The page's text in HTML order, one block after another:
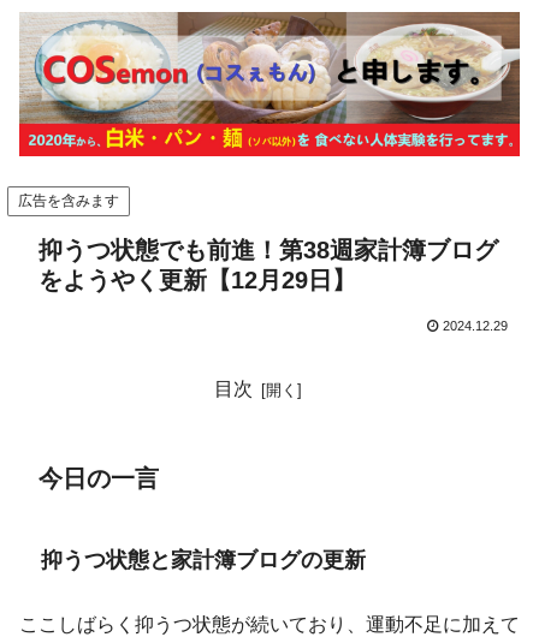
広告を含みます
抑うつ状態でも前進！第38週家計簿ブログ
をようやく更新【12月29日】
2024.12.29
目次
今日の一言
抑うつ状態と家計簿ブログの更新
ここしばらく抑うつ状態が続いており、運動不足に加えて